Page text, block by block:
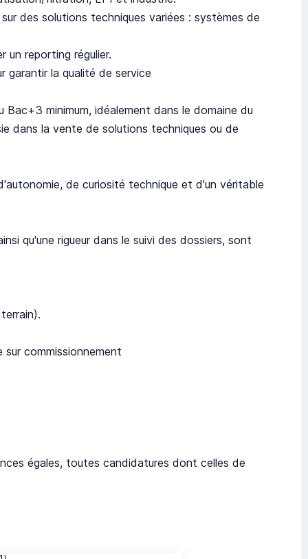
des solutions techniques variées : systèmes de
un reporting régulier.
garantir la qualité de service
minimum, idéalement dans le domaine du
dans la vente de solutions techniques ou de
de curiosité technique et d'un véritable
qu'une rigueur dans le suivi des dossiers, sont
commissionnement
égales, toutes candidatures dont celles de